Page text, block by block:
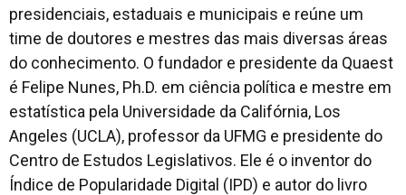
presidenciais, estaduais e municipais e reúne um
time de doutores e mestres das mais diversas áreas
do conhecimento. O fundador e presidente da Quaest
é Felipe Nunes, Ph.D. em ciência política e mestre em
estatística pela Universidade da Califórnia, Los
Angeles (UCLA), professor da UFMG e presidente do
Centro de Estudos Legislativos. Ele é o inventor do
Índice de Popularidade Digital (IPD) e autor do livro